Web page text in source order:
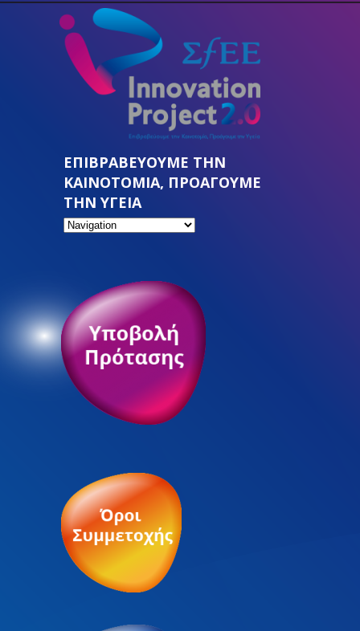
ΕΠΙΒΡΑΒΕΥΟΥΜΕ ΤΗΝ
ΚΑΙΝΟΤΟΜΙΑ, ΠΡΟΑΓΟΥΜΕ
ΤΗΝ ΥΓΕΙΑ